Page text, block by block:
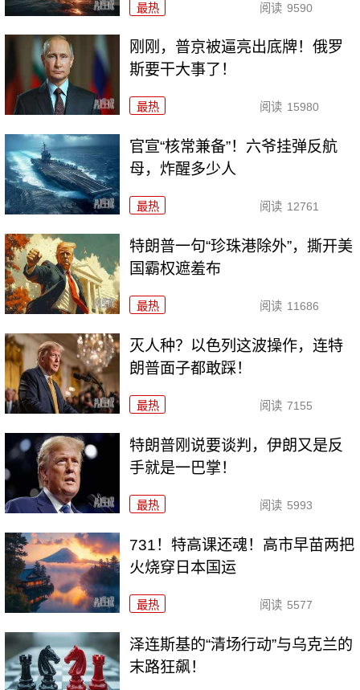
最热 阅读 9590
刚刚，普京被逼亮出底牌！俄罗
斯要干大事了！
最热 阅读 15980
官宣“核常兼备”！六爷挂弹反航
母，炸醒多少人
最热 阅读 12761
特朗普一句“珍珠港除外”，撕开美
国霸权遮羞布
最热 阅读 11686
灭人种？以色列这波操作，连特
朗普面子都敢踩！
最热 阅读 7155
特朗普刚说要谈判，伊朗又是反
手就是一巴掌！
最热 阅读 5993
731！特高课还魂！高市早苗两把
火烧穿日本国运
最热 阅读 5577
泽连斯基的“清场行动”与乌克兰的
末路狂飙！